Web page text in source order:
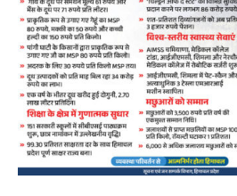
DAILY NEWS BULLETIN
Player